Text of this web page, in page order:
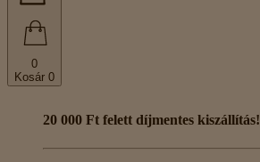
0
Kosár 0
20 000 Ft felett díjmentes kiszállítás!